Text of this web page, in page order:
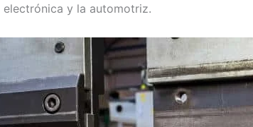
y la automotriz.